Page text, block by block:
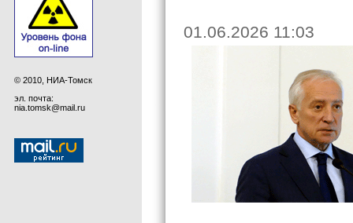
© 2010, НИА-Томск
эл. почта:
nia.tomsk@mail.ru
01.06.2026 11:03